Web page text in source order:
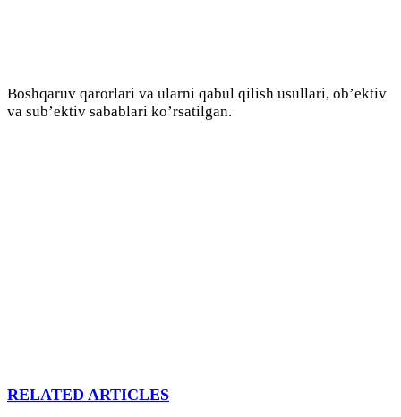
Boshqaruv qarorlari va ularni qabul qilish usullari, ob’ektiv
va sub’ektiv sabablari ko’rsatilgan.
RELATED ARTICLES